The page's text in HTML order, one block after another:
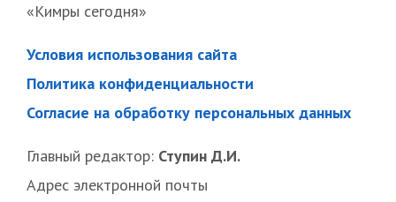
«Кимры сегодня»
Условия использования сайта
Политика конфиденциальности
Согласие на обработку персональных данных
Главный редактор: Ступин Д.И.
Адрес электронной почты